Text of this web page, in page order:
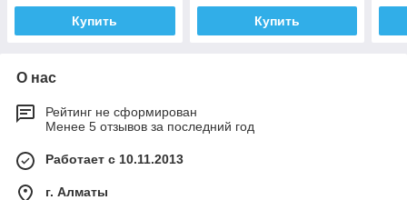
Купить Купить
О нас
Рейтинг не сформирован
Менее 5 отзывов за последний год
Работает с 10.11.2013
г. Алматы